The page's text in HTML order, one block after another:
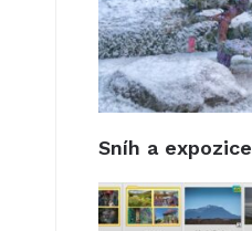
Sníh a expozice